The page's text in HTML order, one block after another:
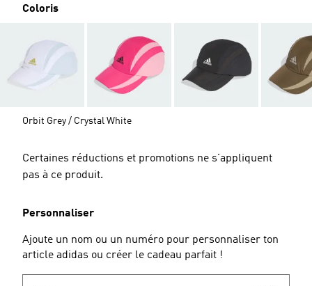
Coloris
Orbit Grey / Crystal White
Certaines réductions et promotions ne s'appliquent
pas à ce produit.
Personnaliser
Ajoute un nom ou un numéro pour personnaliser ton
article adidas ou créer le cadeau parfait !